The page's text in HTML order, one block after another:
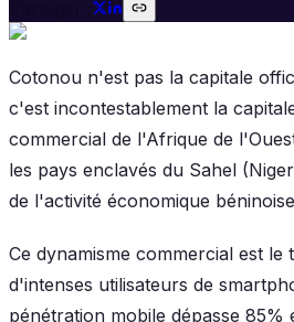
Cotonou n'est pas la capitale
c'est incontestablement la
commercial de l'Afrique de
les pays enclavés du Sahel
de l'activité économique
Ce dynamisme commercial est
d'intenses utilisateurs de
pénétration mobile dépasse 85%